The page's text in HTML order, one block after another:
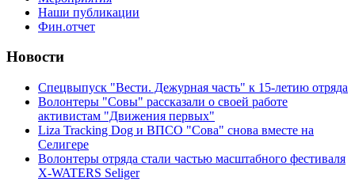
Наши публикации
Фин.отчет
Новости
Спецвыпуск "Вести. Дежурная часть" к 15-летию отряда
Волонтеры "Совы" рассказали о своей работе
активистам "Движения первых"
Liza Tracking Dog и ВПСО "Сова" снова вместе на
Селигере
Волонтеры отряда стали частью масштабного фестиваля
X-WATERS Seliger